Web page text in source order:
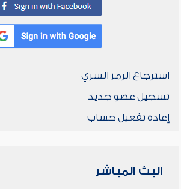
استرجاع الرمز السري
تسجيل عضو جديد
إعادة تفعيل حساب
البث المباشر